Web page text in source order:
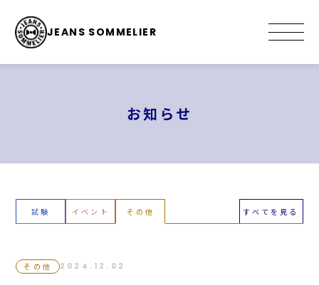
JEANS SOMMELIER
お知らせ
試験 イベント その他 すべてを見る
その他 2024.12.02